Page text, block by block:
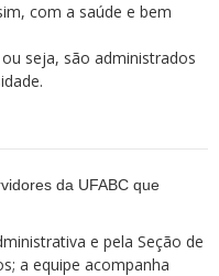
com a saúde e bem
seja, são administrados
da UFABC que
e pela Seção de
a equipe acompanha